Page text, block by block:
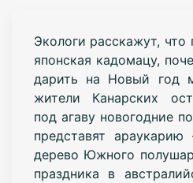
Экологи расскажут, что
японская кадомацу,
дарить на Новый год
жители Канарских
под агаву новогодние
представят
дерево Южного
праздника в